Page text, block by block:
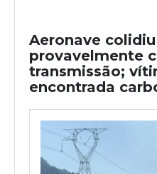
Aeronave colidiu
provavelmente
transmissão;
encontrada